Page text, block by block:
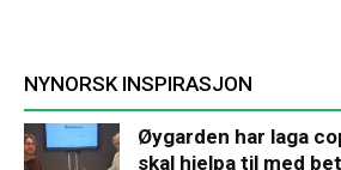
NYNORSK INSPIRASJON
Øygarden har laga
skal hjelpa til med